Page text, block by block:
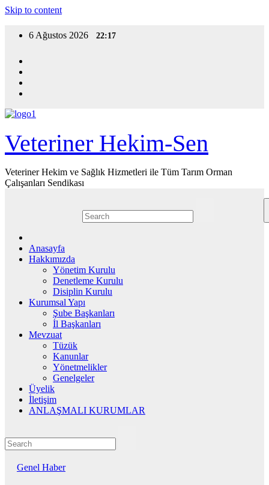
Skip to content
6 Ağustos 2026 22:17
Veteriner Hekim-Sen
Veteriner Hekim ve Sağlık Hizmetleri ile Tüm Tarım Orman
Çalışanları Sendikası
Anasayfa
Hakkımızda
Yönetim Kurulu
Denetleme Kurulu
Disiplin Kurulu
Kurumsal Yapı
Şube Başkanları
İl Başkanları
Mevzuat
Tüzük
Kanunlar
Yönetmelikler
Genelgeler
Üyelik
İletişim
ANLAŞMALI KURUMLAR
Genel Haber